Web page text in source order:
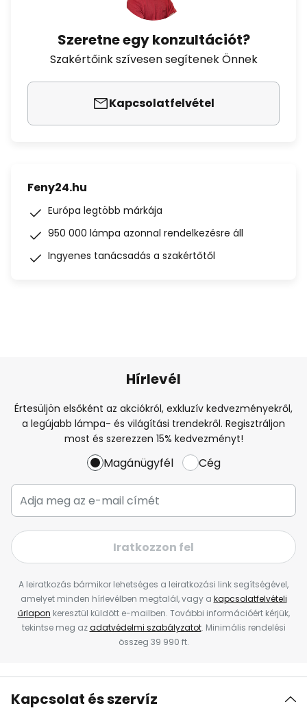
Szeretne egy konzultációt?
Szakértőink szívesen segítenek Önnek
Kapcsolatfelvétel
Feny24.hu
Európa legtöbb márkája
950 000 lámpa azonnal rendelkezésre áll
Ingyenes tanácsadás a szakértőtől
Hírlevél
Értesüljön elsőként az akciókról, exkluzív kedvezményekről,
a legújabb lámpa- és világítási trendekről. Regisztráljon
most és szerezzen 15% kedvezményt!
Magánügyfél Cég
Iratkozzon fel
A leiratkozás bármikor lehetséges a leiratkozási link segítségével,
amelyet minden hírlevélben megtalál, vagy a kapcsolatfelvételi
űrlapon keresztül küldött e-mailben. További információért kérjük,
tekintse meg azadatvédelmi szabályzatot. Minimális rendelési
összeg 39 990 ft.
Kapcsolat és szervíz